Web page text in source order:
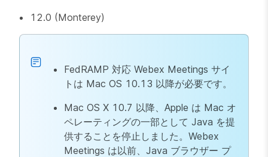
12.0 (Monterey)
FedRAMP 対応 Webex Meetings サイ
トは Mac OS 10.13 以降が必要です。
Mac OS X 10.7 以降、Apple は Mac オ
ペレーティングの一部として Java を提
供することを停止しました。Webex
Meetings は以前、Java ブラウザー プ